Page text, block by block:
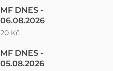
MF DNES -
06.08.2026
20 Kč
MF DNES -
05.08.2026